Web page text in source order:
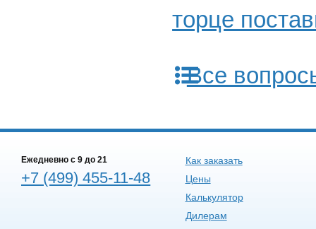
торце
Все
Ежедневно c 9 до 21
+7 (499) 455-11-48
Как заказать
Цены
Калькулятор
Дилерам